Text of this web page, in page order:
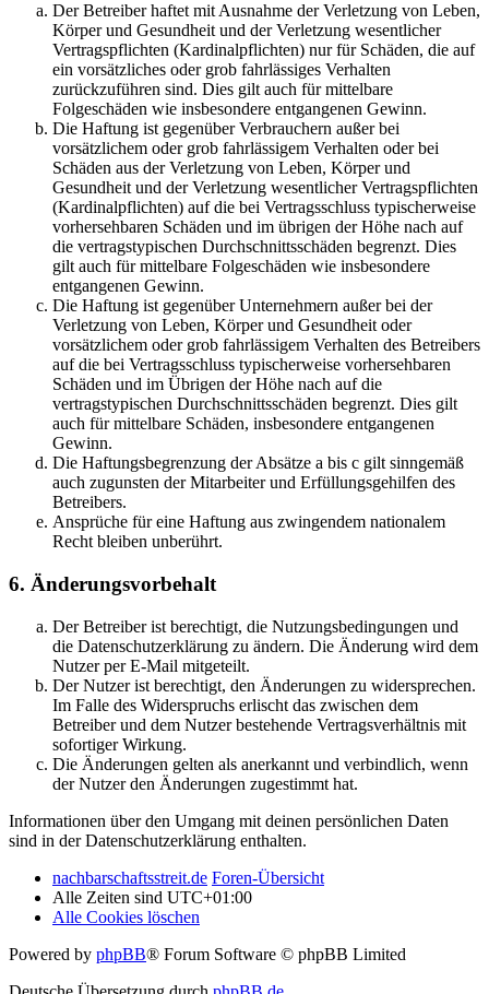
Der Betreiber haftet mit Ausnahme der Verletzung von Leben,
Körper und Gesundheit und der Verletzung wesentlicher
Vertragspflichten (Kardinalpflichten) nur für Schäden, die auf
ein vorsätzliches oder grob fahrlässiges Verhalten
zurückzuführen sind. Dies gilt auch für mittelbare
Folgeschäden wie insbesondere entgangenen Gewinn.
Die Haftung ist gegenüber Verbrauchern außer bei
vorsätzlichem oder grob fahrlässigem Verhalten oder bei
Schäden aus der Verletzung von Leben, Körper und
Gesundheit und der Verletzung wesentlicher Vertragspflichten
(Kardinalpflichten) auf die bei Vertragsschluss typischerweise
vorhersehbaren Schäden und im übrigen der Höhe nach auf
die vertragstypischen Durchschnittsschäden begrenzt. Dies
gilt auch für mittelbare Folgeschäden wie insbesondere
entgangenen Gewinn.
Die Haftung ist gegenüber Unternehmern außer bei der
Verletzung von Leben, Körper und Gesundheit oder
vorsätzlichem oder grob fahrlässigem Verhalten des Betreibers
auf die bei Vertragsschluss typischerweise vorhersehbaren
Schäden und im Übrigen der Höhe nach auf die
vertragstypischen Durchschnittsschäden begrenzt. Dies gilt
auch für mittelbare Schäden, insbesondere entgangenen
Gewinn.
Die Haftungsbegrenzung der Absätze a bis c gilt sinngemäß
auch zugunsten der Mitarbeiter und Erfüllungsgehilfen des
Betreibers.
Ansprüche für eine Haftung aus zwingendem nationalem
Recht bleiben unberührt.
6. Änderungsvorbehalt
Der Betreiber ist berechtigt, die Nutzungsbedingungen und
die Datenschutzerklärung zu ändern. Die Änderung wird dem
Nutzer per E-Mail mitgeteilt.
Der Nutzer ist berechtigt, den Änderungen zu widersprechen.
Im Falle des Widerspruchs erlischt das zwischen dem
Betreiber und dem Nutzer bestehende Vertragsverhältnis mit
sofortiger Wirkung.
Die Änderungen gelten als anerkannt und verbindlich, wenn
der Nutzer den Änderungen zugestimmt hat.
Informationen über den Umgang mit deinen persönlichen Daten
sind in der Datenschutzerklärung enthalten.
nachbarschaftsstreit.de Foren-Übersicht
Alle Zeiten sind UTC+01:00
Alle Cookies löschen
Powered by phpBB® Forum Software © phpBB Limited